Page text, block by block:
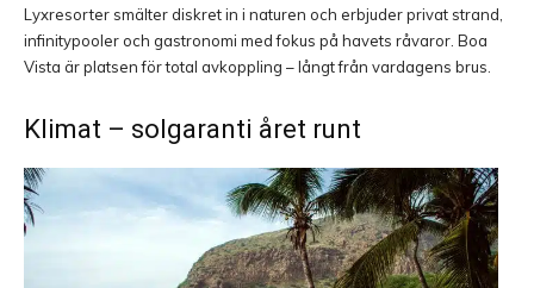
Lyxresorter smälter diskret in i naturen och erbjuder privat strand,
infinitypooler och gastronomi med fokus på havets råvaror. Boa
Vista är platsen för total avkoppling – långt från vardagens brus.
Klimat – solgaranti året runt